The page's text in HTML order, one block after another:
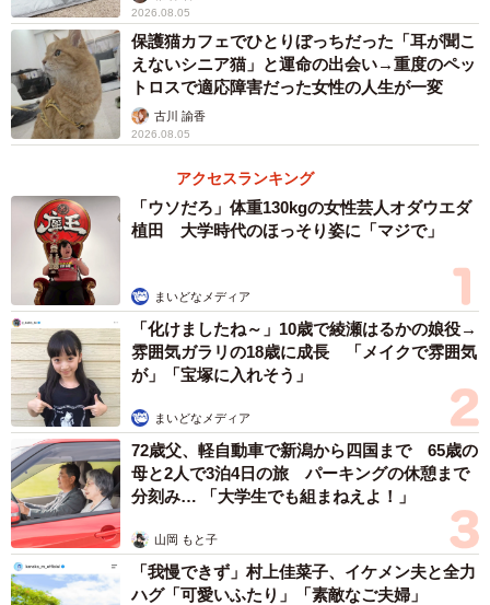
3/4
上機嫌なめんまちゃん
2026.08.05
保護猫カフェでひとりぼっちだった「耳が聞こ
えないシニア猫」と運命の出会い→重度のペッ
トロスで適応障害だった女性の人生が一変
古川 諭香
2026.08.05
アクセスランキング
「ウソだろ」体重130kgの女性芸人オダウエダ
植田 大学時代のほっそり姿に「マジで」
まいどなメディア
「化けましたね～」10歳で綾瀬はるかの娘役→
雰囲気ガラリの18歳に成長 「メイクで雰囲気
が」「宝塚に入れそう」
まいどなメディア
72歳父、軽自動車で新潟から四国まで 65歳の
母と2人で3泊4日の旅 パーキングの休憩まで
分刻み… 「大学生でも組まねえよ！」
山岡 もと子
「我慢できず」村上佳菜子、イケメン夫と全力
ハグ「可愛いふたり」「素敵なご夫婦」